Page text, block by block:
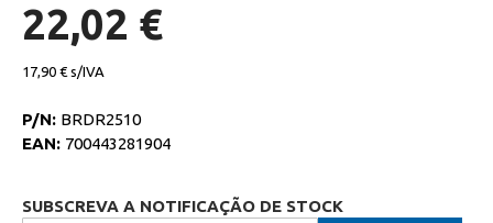
22,02 €
17,90 €
P/N: BRDR2510
EAN: 700443281904
SUBSCREVA A NOTIFICAÇÃO DE STOCK